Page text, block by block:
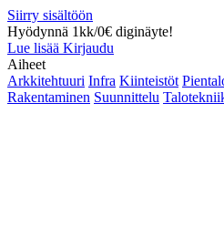
Siirry sisältöön
Hyödynnä 1kk/0€ diginäyte!
Lue lisää Kirjaudu
Aiheet
Arkkitehtuuri Infra Kiinteistöt
Rakentaminen Suunnittelu